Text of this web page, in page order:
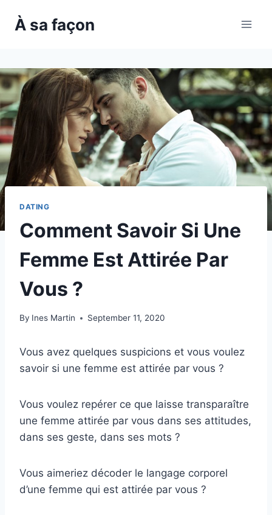
À sa façon
DATING
Comment Savoir Si Une
Femme Est Attirée Par
Vous ?
By Ines Martin September 11, 2020
Vous avez quelques suspicions et vous voulez
savoir si une femme est attirée par vous ?
Vous voulez repérer ce que laisse transparaître
une femme attirée par vous dans ses attitudes,
dans ses geste, dans ses mots ?
Vous aimeriez décoder le langage corporel
d’une femme qui est attirée par vous ?